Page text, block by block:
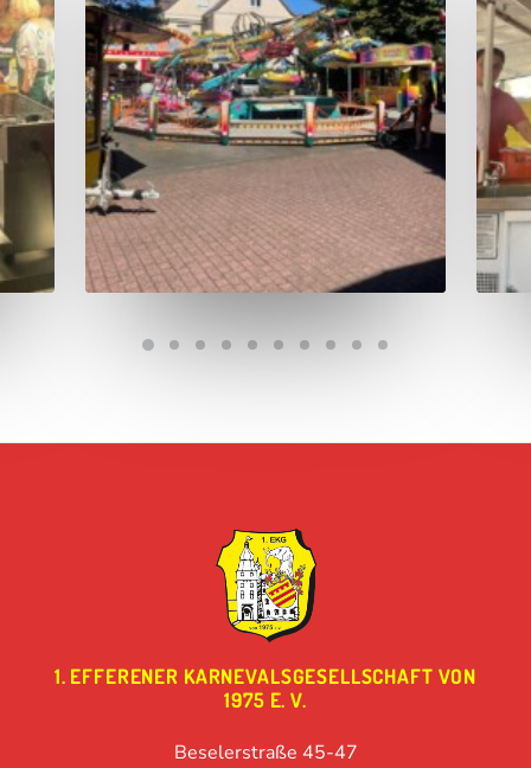
1. EFFERENER KARNEVALSGESELLSCHAFT VON
1975 E. V.
Beselerstraße 45-47